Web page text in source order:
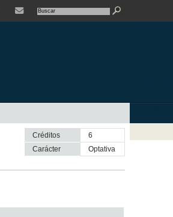
Créditos
6
Carácter
optativa